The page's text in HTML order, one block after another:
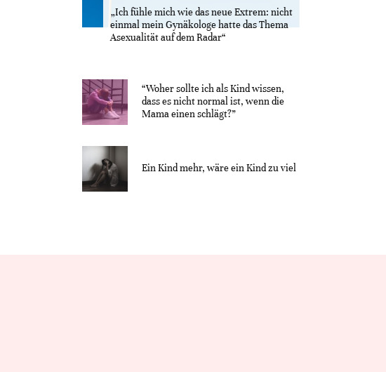
„Ich fühle mich wie das neue Extrem: nicht
einmal mein Gynäkologe hatte das Thema
Asexualität auf dem Radar“
“Woher sollte ich als Kind wissen,
dass es nicht normal ist, wenn die
Mama einen schlägt?”
Ein Kind mehr, wäre ein Kind zu viel